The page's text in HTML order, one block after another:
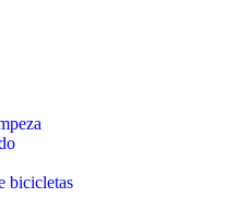
bicicletas